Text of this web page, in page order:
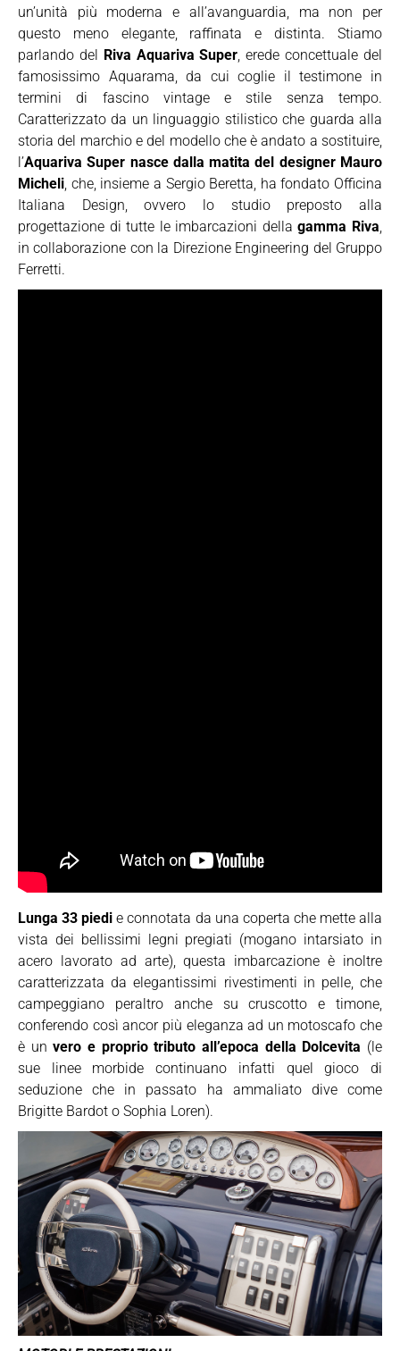
un’unità più moderna e all’avanguardia, ma non per
questo meno elegante, raffinata e distinta. Stiamo
parlando del Riva Aquariva Super , erede concettuale del
famosissimo Aquarama, da cui coglie il testimone in
termini di fascino vintage e stile senza tempo.
Caratterizzato da un linguaggio stilistico che guarda alla
storia del marchio e del modello che è andato a sostituire,
l’Aquariva Super nasce dalla matita del designer Mauro
Micheli , che, insieme a Sergio Beretta, ha fondato Officina
Italiana Design, ovvero lo studio preposto alla
progettazione di tutte le imbarcazioni dellagamma Riva
in collaborazione con la Direzione Engineering del Gruppo
Ferretti.
Lunga 33 piedi e connotata da una coperta che mette alla
vista dei bellissimi legni pregiati (mogano intarsiato in
acero lavorato ad arte), questa imbarcazione è inoltre
caratterizzata da elegantissimi rivestimenti in pelle, che
campeggiano peraltro anche su cruscotto e timone,
conferendo così ancor più eleganza ad un motoscafo che
è unvero e proprio tributo all’epoca della Dolcevita (le
sue linee morbide continuano infatti quel gioco di
seduzione che in passato ha ammaliato dive come
Brigitte Bardot o Sophia Loren).